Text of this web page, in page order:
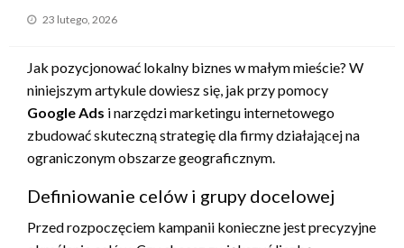
Opublikowane
23 lutego, 2026
Jak pozycjonować lokalny biznes w małym mieście? W
niniejszym artykule dowiesz się, jak przy pomocy
Google Ads i narzędzi marketingu internetowego
zbudować skuteczną strategię dla firmy działającej na
ograniczonym obszarze geograficznym.
Definiowanie celów i grupy docelowej
Przed rozpoczęciem kampanii konieczne jest precyzyjne